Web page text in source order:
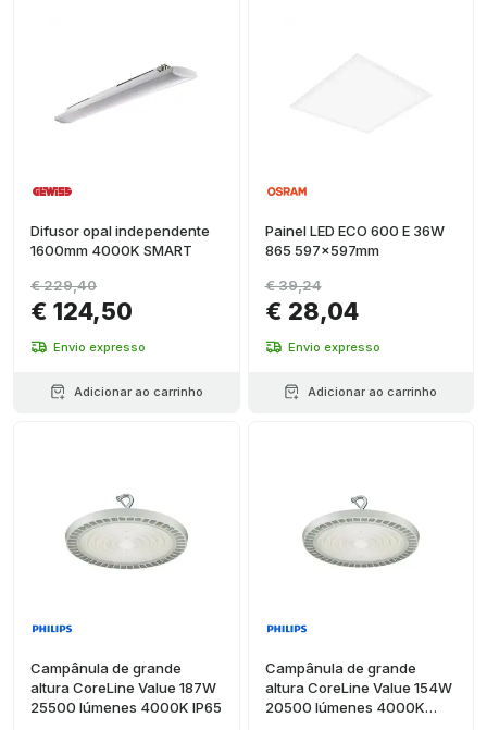
Difusor opal independente
1600mm 4000K SMART
€ 124,50
€ 229,40
Envio expresso
Adicionar ao carrinho
Painel LED ECO 600 E 36W
865 597x597mm
€ 28,04
€ 39,24
Envio expresso
Adicionar ao carrinho
Campânula de grande
altura CoreLine Value 187W
25500 lúmenes 4000K IP65
Campânula de grande
altura CoreLine Value 154W
20500 lúmenes 4000K